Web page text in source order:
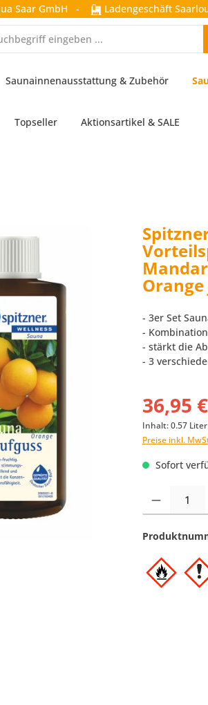
Saar GmbH - Ladengeschäft
Saunainnenausstattung & Zubehör
Topseller Aktionsartikel & SALE
- 3er Set
-
- stärkt die
- 3
36,95
Inhalt:0.57 Liter
Preise inkl.
Sofort
Produkt